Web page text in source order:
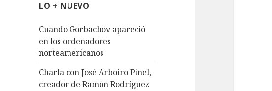
LO + NUEVO
Cuando Gorbachov apareció
en los ordenadores
norteamericanos
Charla con José Arboiro Pinel,
creador de Ramón Rodríguez